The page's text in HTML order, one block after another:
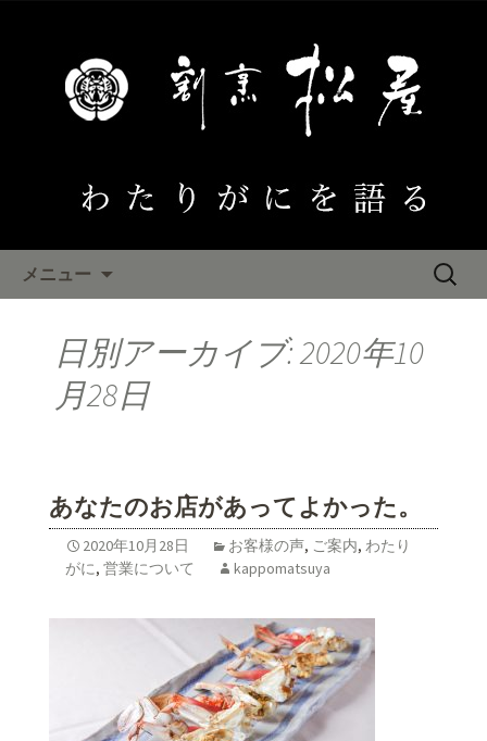
わたりがにを語る
烹松屋」のブログ
メニュー
検
日別アーカイブ: 2020年10
月28日
あなたのお店があってよかった。
2020年10月28日 お客様の声, ご案内, わたり
がに, 営業について kappomatsuya